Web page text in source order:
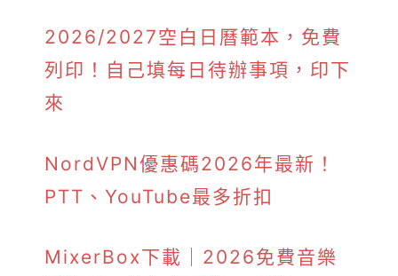
2026/2027空白日曆範本，免費
列印！自己填每日待辦事項，印下
來
NordVPN優惠碼2026年最新！
PTT、YouTube最多折扣
MixerBox下載｜2026免費音樂